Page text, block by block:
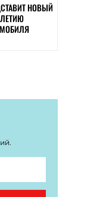
НОВЫЙ